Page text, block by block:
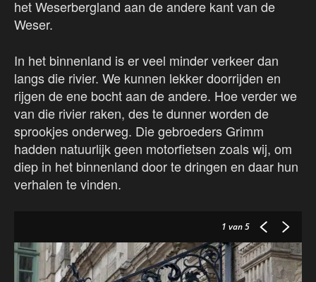
het Weserbergland aan de andere kant van de
Weser.
In het binnenland is er veel minder verkeer dan
langs die rivier. We kunnen lekker doorrijden en
rijgen de ene bocht aan de andere. Hoe verder we
van die rivier raken, des te dunner worden de
sprookjes onderweg. Die gebroeders Grimm
hadden natuurlijk geen motorfietsen zoals wij, om
diep in het binnenland door te dringen en daar hun
verhalen te vinden.
1 van 5